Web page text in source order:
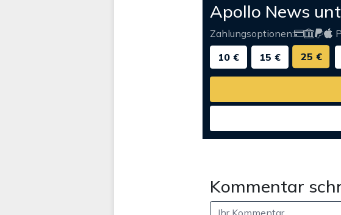
Apollo News
Zahlungsoptionen:
10 €
15 € 25 €
Kommentar